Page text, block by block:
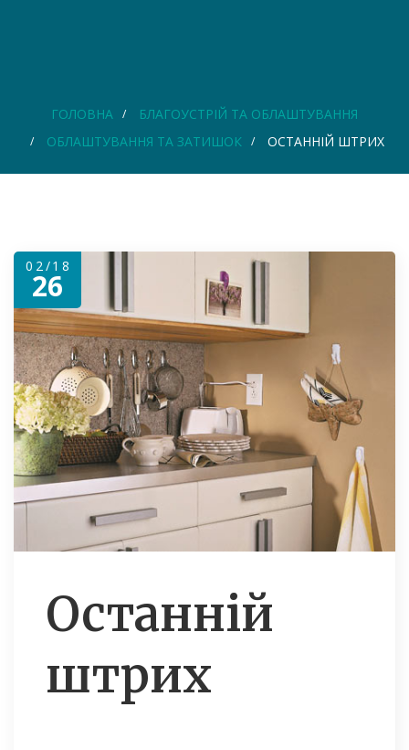
ГОЛОВНА
БЛАГОУСТРІЙ ТА ОБЛАШТУВАННЯ
ОБЛАШТУВАННЯ ТА ЗАТИШОК
ОСТАННІЙ ШТРИХ
02/18
26
Останній
штрих